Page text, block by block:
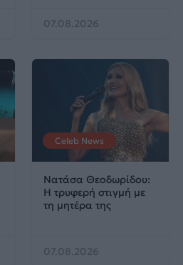
07.08.2026
Celeb News
Νατάσα Θεοδωρίδου:
Η τρυφερή στιγμή με
τη μητέρα της
07.08.2026